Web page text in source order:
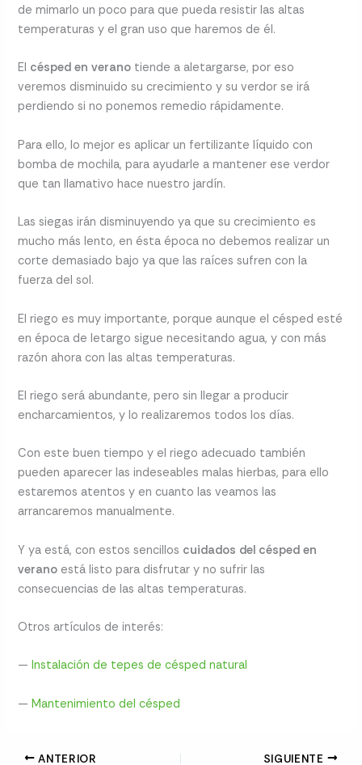
de mimarlo un poco para que pueda resistir las altas
temperaturas y el gran uso que haremos de él.
El césped en verano tiende a aletargarse, por eso
veremos disminuido su crecimiento y su verdor se irá
perdiendo si no ponemos remedio rápidamente.
Para ello, lo mejor es aplicar un fertilizante líquido con
bomba de mochila, para ayudarle a mantener ese verdor
que tan llamativo hace nuestro jardín.
Las siegas irán disminuyendo ya que su crecimiento es
mucho más lento, en ésta época no debemos realizar un
corte demasiado bajo ya que las raíces sufren con la
fuerza del sol.
El riego es muy importante, porque aunque el césped esté
en época de letargo sigue necesitando agua, y con más
razón ahora con las altas temperaturas.
El riego será abundante, pero sin llegar a producir
encharcamientos, y lo realizaremos todos los días.
Con este buen tiempo y el riego adecuado también
pueden aparecer las indeseables malas hierbas, para ello
estaremos atentos y en cuanto las veamos las
arrancaremos manualmente.
Y ya está, con estos sencillos cuidados del césped en
verano está listo para disfrutar y no sufrir las
consecuencias de las altas temperaturas.
Otros artículos de interés:
—Instalación de tepes de césped natural
—Mantenimiento del césped
ANTERIOR SIGUIENTE